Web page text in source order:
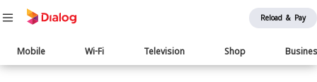
Reload & Pay
Main
navigation
Mobile Wi-Fi Television Shop
Body